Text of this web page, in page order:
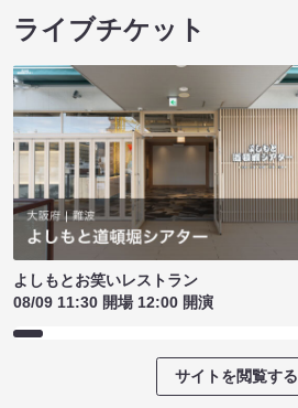
ライブチケット
よしもとお笑いレストラン
08/09 11:30 開場 12:00 開演
サイトを閲覧する